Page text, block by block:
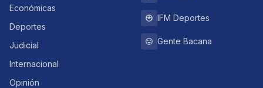
Económicas
Deportes
Judicial
Internacional
Opinión
IFM Deportes
Gente Bacana